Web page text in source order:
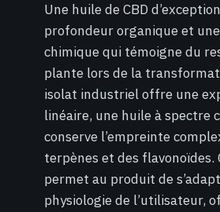
Une huile de CBD
profondeur organique et
chimique qui témoigne du
plante lors de la
isolat industriel offre une
linéaire, une huile à spectre
conserve l’empreinte
terpènes et des flavonoïdes.
permet au produit de
physiologie de l’utilisateur,